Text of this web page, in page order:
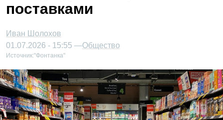
поставками
Иван Шолохов
01.07.2026 - 15:55 —Общество
Источник:"Фонтанка"